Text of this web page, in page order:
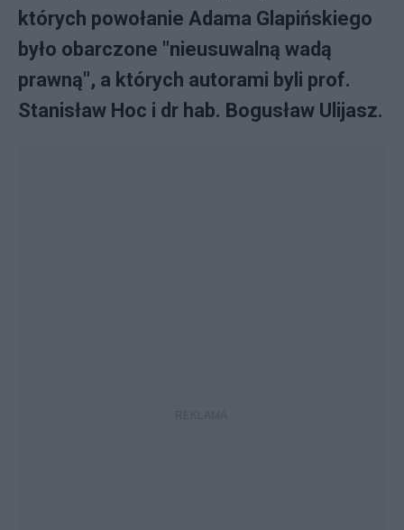
których powołanie Adama Glapińskiego
było obarczone "nieusuwalną wadą
prawną", a których autorami byli prof.
Stanisław Hoc i dr hab. Bogusław Ulijasz.